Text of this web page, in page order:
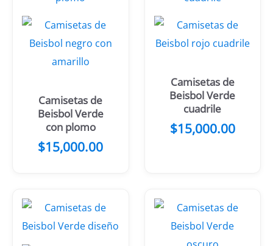
Camisetas de
Beisbol Verde
con plomo
$15,000.00
Camisetas de
Beisbol Verde
cuadrile
$15,000.00